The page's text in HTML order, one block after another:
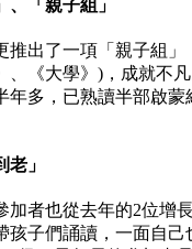
、「親子組」
推出了一項「親子組
《大學》 ) ，成就不凡
年多，已熟讀半部啟
老」
加者也從去年的2位增
孩子們誦讀，一面自